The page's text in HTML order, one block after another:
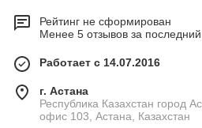
Рейтинг не сформирован
Менее 5 отзывов за последний
Работает с 14.07.2016
г. Астана
Республика Казахстан город
офис 103, Астана, Казахстан